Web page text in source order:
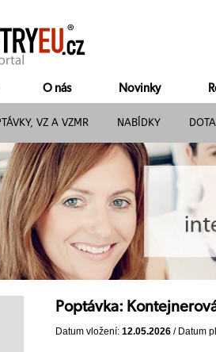
O nás Novinky
VZ A VZMR NABÍDKY
Poptávka:
Datum vložení: 12.05.2026 / Datum